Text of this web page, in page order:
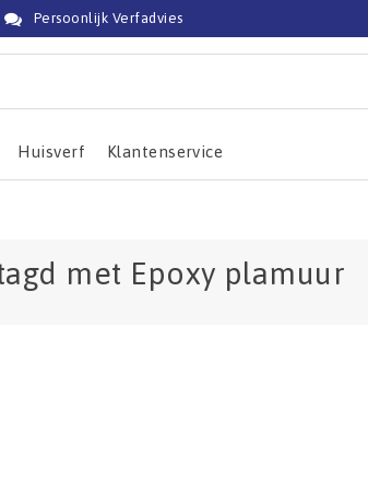
Persoonlijk Verfadvies
Huisverf Klantenservice
met Epoxy plamuur